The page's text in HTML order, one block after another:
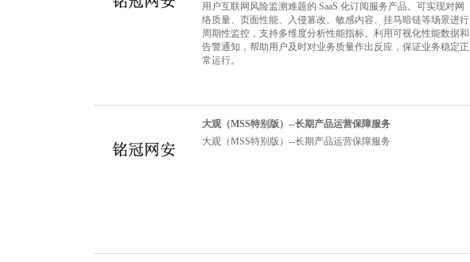
用户互联网风险监测难题的 SaaS 化订阅服务产品。可实现对网
络质量、页面性能、入侵篡改、敏感内容、挂马暗链等场景进行
周期性监控，支持多维度分析性能指标。利用可视化性能数据和
告警通知，帮助用户及时对业务质量作出反应，保证业务稳定正
常运行。
大观（MSS特别版）--长期产品运营保障服务
大观（MSS特别版）--长期产品运营保障服务